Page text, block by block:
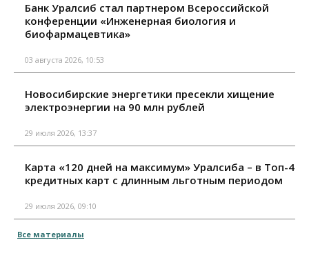
Банк Уралсиб стал партнером Всероссийской
конференции «Инженерная биология и
биофармацевтика»
03 августа 2026, 10:53
Новосибирские энергетики пресекли хищение
электроэнергии на 90 млн рублей
29 июля 2026, 13:37
Карта «120 дней на максимум» Уралсиба – в Топ-4
кредитных карт с длинным льготным периодом
29 июля 2026, 09:10
Все материалы